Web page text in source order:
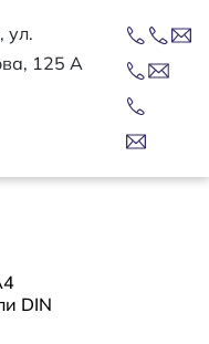
ул.
125 А
DIN